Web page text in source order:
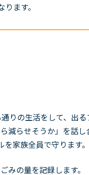
ます。
りの生活をして、出
減らせそうか」を話し
を家族全員で守ります
みの量を記録します。